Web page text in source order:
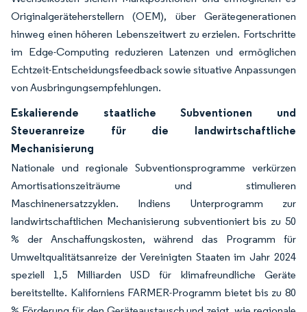
Originalgeräteherstellern (OEM), über Gerätegenerationen
hinweg einen höheren Lebenszeitwert zu erzielen. Fortschritte
im Edge-Computing reduzieren Latenzen und ermöglichen
Echtzeit-Entscheidungsfeedback sowie situative Anpassungen
von Ausbringungsempfehlungen.
Eskalierende staatliche Subventionen und
Steueranreize für die landwirtschaftliche
Mechanisierung
Nationale und regionale Subventionsprogramme verkürzen
Amortisationszeiträume und stimulieren
Maschinenersatzzyklen. Indiens Unterprogramm zur
landwirtschaftlichen Mechanisierung subventioniert bis zu 50
% der Anschaffungskosten, während das Programm für
Umweltqualitätsanreize der Vereinigten Staaten im Jahr 2024
speziell 1,5 Milliarden USD für klimafreundliche Geräte
bereitstellte. Kaliforniens FARMER-Programm bietet bis zu 80